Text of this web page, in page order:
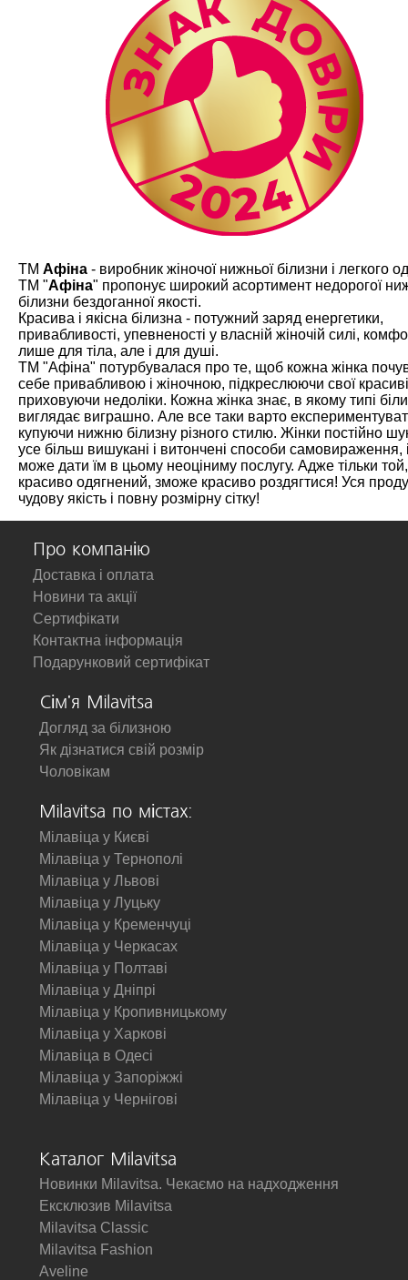
ТМ Афіна - виробник жіночої нижньої білизни і легкого
ТМ "Афіна" пропонує широкий асортимент недорогої
білизни бездоганної якості.
Красива і якісна білизна - потужний заряд енергетики,
привабливості, упевненості у власній жіночій силі,
лише для тіла, але і для душі.
ТМ "Афіна" потурбувалася про те, щоб кожна жінка
себе привабливою і жіночною, підкреслюючи свої
приховуючи недоліки. Кожна жінка знає, в якому типі
виглядає виграшно. Але все таки варто
купуючи нижню білизну різного стилю. Жінки постійно
усе більш вишукані і витончені способи самовираження,
може дати їм в цьому неоціниму послугу. Адже тільки
красиво одягнений, зможе красиво роздягтися! Уся
чудову якість і повну розмірну сітку!
Про компанію
Доставка і оплата
Новини та акції
Сертифікати
Контактна інформація
Подарунковий сертифікат
Сім'я Milavitsa
Догляд за білизною
Як дізнатися свій розмір
Чоловікам
Milavitsa по містах:
Мілавіца у Києві
Мілавіца у Тернополі
Мілавіца у Львові
Мілавіца у Луцьку
Мілавіца у Кременчуці
Мілавіца у Черкасах
Мілавіца у Полтаві
Мілавіца у Дніпрі
Мілавіца у Кропивницькому
Мілавіца у Харкові
Мілавіца в Одесі
Мілавіца у Запоріжжі
Мілавіца у Чернігові
Каталог Milavitsa
Новинки Milavitsa. Чекаємо на надходження
Ексклюзив Milavitsa
Milavitsa Classic
Milavitsa Fashion
Aveline